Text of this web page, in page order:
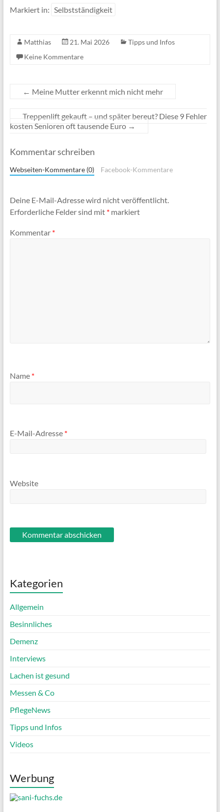
Markiert in: Selbstständigkeit
Matthias 21. Mai 2026
Tipps und Infos
Keine Kommentare
← Meine Mutter erkennt mich nicht mehr
Treppenlift gekauft – und später bereut? Diese 9 Fehler
kosten Senioren oft tausende Euro →
Kommentar schreiben
Webseiten-Kommentare (0) Facebook-Kommentare
Deine E-Mail-Adresse wird nicht veröffentlicht.
Erforderliche Felder sind mit *markiert
Kommentar *
Name *
E-Mail-Adresse *
Website
Kategorien
Allgemein
Besinnliches
Demenz
Interviews
Lachen ist gesund
Messen & Co
PflegeNews
Tipps und Infos
Videos
Werbung